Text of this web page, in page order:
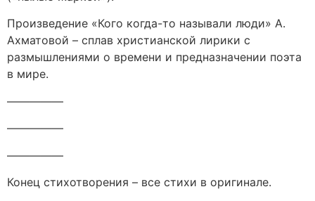
Произведение «Кого когда-то называли люди» А.
Ахматовой – сплав христианской лирики с
размышлениями о времени и предназначении поэта
в мире.
—————
—————
—————
Конец стихотворения – все стихи в оригинале.